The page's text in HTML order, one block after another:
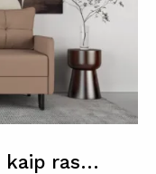
Sofos pasirinkimo gidas: kaip rasti tinkamiausią Jūsų namams